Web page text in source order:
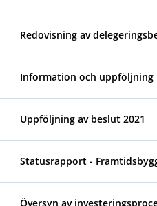
Redovisning av
Information och uppföljning
Uppföljning av beslut 2021
Statusrapport -
Översyn av